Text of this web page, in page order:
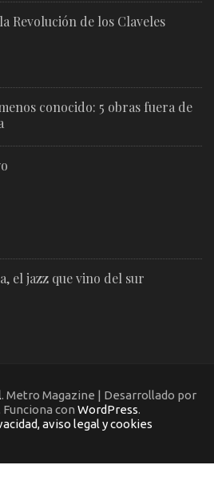
Revolución de los Claveles
conocido: 5 obras fuera de
el jazz que vino del sur
. Metro Magazine | Desarrollado por
. Funciona con WordPress.
aviso legal y cookies